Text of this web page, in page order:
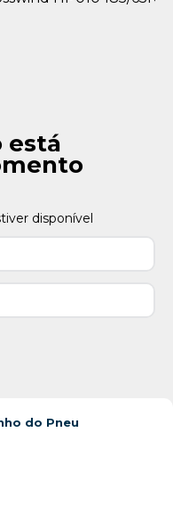
está
do Pneu